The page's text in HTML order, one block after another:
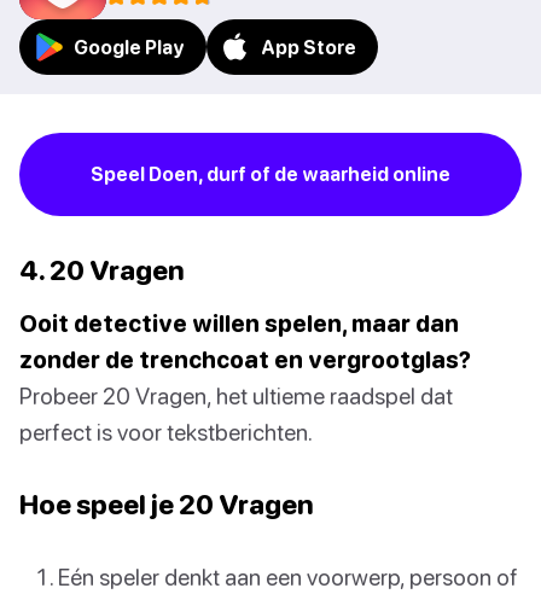
Google Play App Store
Speel Doen, durf of de waarheid online
4. 20 Vragen
Ooit detective willen spelen, maar dan
zonder de trenchcoat en vergrootglas?
Probeer 20 Vragen, het ultieme raadspel dat
perfect is voor tekstberichten.
Hoe speel je 20 Vragen
Eén speler denkt aan een voorwerp, persoon of